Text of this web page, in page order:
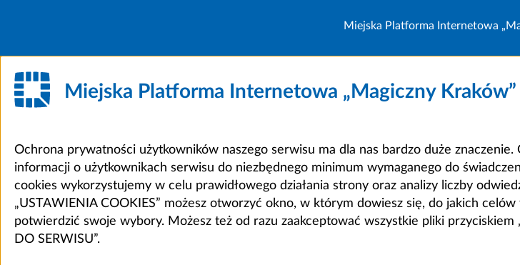
Miejska Platforma Internetowa
Miejska Platforma Internetowa „Magiczny Kraków”
Ochrona prywatności użytkowników naszego serwisu ma dla nas bardzo duże
informacji o użytkownikach serwisu do niezbędnego minimum wymaganego do
cookies wykorzystujemy w celu prawidłowego działania strony oraz analizy liczby
„USTAWIENIA COOKIES” możesz otworzyć okno, w którym dowiesz się, do jakich
potwierdzić swoje wybory. Możesz też od razu zaakceptować wszystkie pliki przyciskiem
DO SERWISU”.